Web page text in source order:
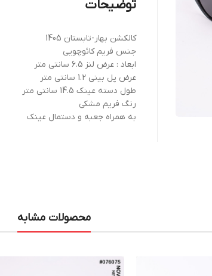
توضیحات
کالکشن بهار-تابستان 1405
جنس فریم کائوچویی
ابعاد : عرض لنز 6.5 سانتی متر
عرض پل بینی 1.2 سانتی متر
طول دسته عینک 14.5 سانتی متر
رنگ فریم مشکی
به همراه جعبه و دستمال عینک
محصولات مشابه